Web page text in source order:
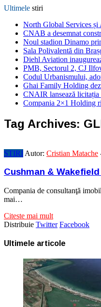
Ultimele stiri
North Global Services și
CNAB a desemnat
Noul stadion Dinamo
Sala Polivalentă din
Diehl Aviation
PMB, Sectorul 2, CJ
Codul Urbanismului,
Ghai Family Holding
CNAIR lansează licitația
Compania 2×1 Holding
Tag Archives:
STIRI Autor: Cristian Matache
Cushman &
Compania de consultanţă
mai…
Citeste mai mult
Distribuie Twitter Facebook
Ultimele articole